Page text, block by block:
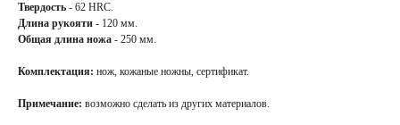
Твердость - 62 HRC.
Длина рукояти - 120 мм.
Общая длина ножа - 250 мм.
Комплектация: нож, кожаные ножны, сертификат.
Примечание: возможно сделать из других материалов.